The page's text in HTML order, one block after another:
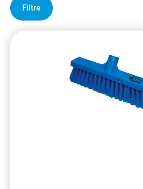
Filtre